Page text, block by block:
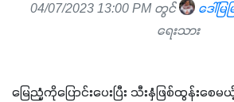
04/07/2023 13:00 PM တွင် ဒေါ်မြ
ရေးသား
မြေညံ့ကိုပြောင်းပေးပြီး သီးနှံဖြစ်ထွန်းစေ